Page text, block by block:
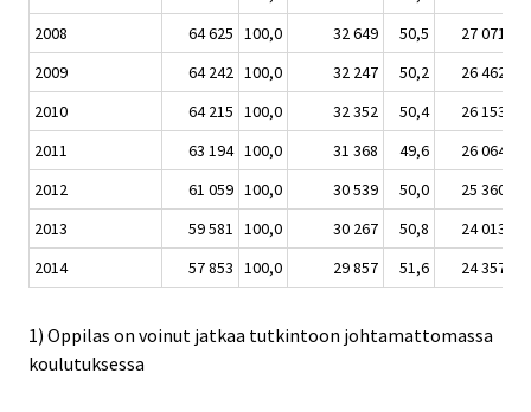
2008
64 625 100,0 32 649 50,5 27 071
2009
64 242 100,0 32 247 50,2 26 462
2010
64 215 100,0 32 352 50,4 26 153
2011
63 194 100,0 31 368 49,6 26 064
2012
61 059 100,0 30 539 50,0 25 360
2013
59 581 100,0 30 267 50,8 24 013
2014
57 853 100,0 29 857 51,6 24 357
1) Oppilas on voinut jatkaa tutkintoon johtamattomassa
koulutuksessa